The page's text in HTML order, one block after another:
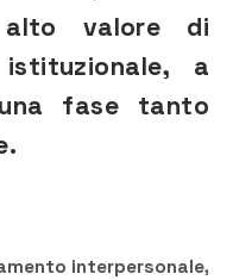
valore di
a
fase tanto
interpersonale,